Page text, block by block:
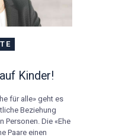
Kinder!
für alle» geht es
Beziehung
Personen. Die «Ehe
Paare einen